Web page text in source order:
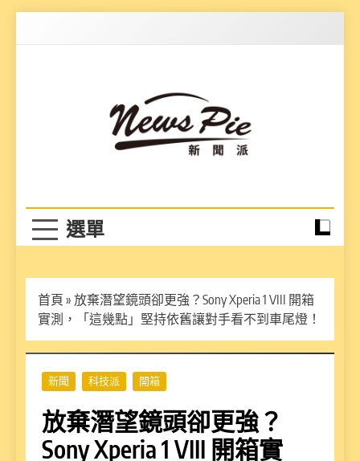
首頁 » 放棄潛望鏡頭卻更強？Sony Xperia 1 VIII 開箱
實測，「這幾點」堅持依舊讓對手看不到車尾燈！
新聞 科技派 開箱
放棄潛望鏡頭卻更強？
Sony Xperia 1 VIII 開箱實